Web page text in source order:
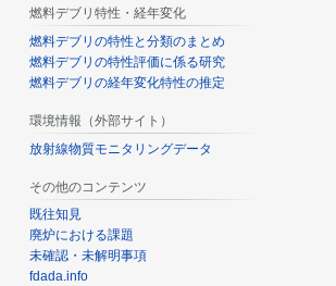
燃料デブリ特性・経年変化
燃料デブリの特性と分類のまとめ
燃料デブリの特性評価に係る研究
燃料デブリの経年変化特性の推定
環境情報（外部サイト）
放射線物質モニタリングデータ
その他のコンテンツ
既往知見
廃炉における課題
未確認・未解明事項
fdada.info